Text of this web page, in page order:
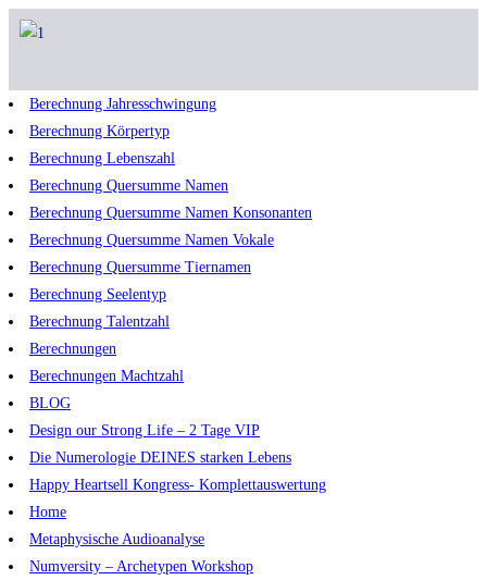
Berechnung Jahresschwingung
Berechnung Körpertyp
Berechnung Lebenszahl
Berechnung Quersumme Namen
Berechnung Quersumme Namen Konsonanten
Berechnung Quersumme Namen Vokale
Berechnung Quersumme Tiernamen
Berechnung Seelentyp
Berechnung Talentzahl
Berechnungen
Berechnungen Machtzahl
BLOG
Design our Strong Life – 2 Tage VIP
Die Numerologie DEINES starken Lebens
Happy Heartsell Kongress- Komplettauswertung
Home
Metaphysische Audioanalyse
Numversity – Archetypen Workshop